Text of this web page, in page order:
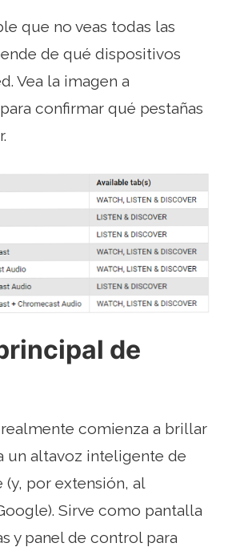
que no veas todas las
de qué dispositivos
Vea la imagen a
confirmar qué pestañas
de
comienza a brillar
un altavoz inteligente de
por extensión, al
Sirve como pantalla
y panel de control para